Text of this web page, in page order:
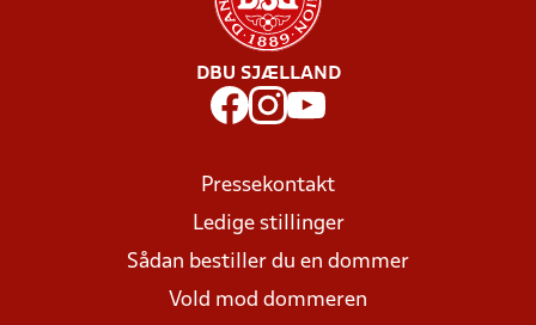
DBU SJÆLLAND
Pressekontakt
Ledige stillinger
Sådan bestiller du en dommer
Vold mod dommeren